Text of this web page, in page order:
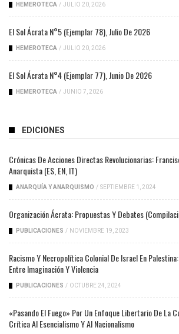
HEMEROTECA / JULIO 20, 2026
El Sol Ácrata N°5 (ejemplar 78), Julio De 2026
HEMEROTECA / JULIO 20, 2026
El Sol Ácrata N°4 (ejemplar 77), Junio De 2026
HEMEROTECA / JUNIO 7, 2026
EDICIONES
Crónicas De Acciones Directas Revolucionarias:
Anarquista (ES, EN, IT)
ANARQUÍA Y ANARQUISMO / SEPTIEMBRE 1, 2024
Organización Ácrata: Propuestas Y Debates
PUBLICACIONES / NOVIEMBRE 19, 2023
Racismo Y Necropolítica Colonial De Israel En
Entre Imaginación Y Violencia
PUBLICACIONES / OCTUBRE 24, 2024
«Pasando El Fuego» Por Un Enfoque Libertario De La
Crítica Al Esencialismo Y Al Nacionalismo